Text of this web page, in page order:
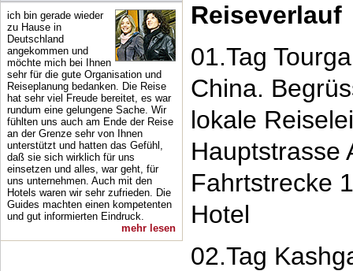
ich bin gerade wieder
zu Hause in
Deutschland
angekommen und
möchte mich bei Ihnen
sehr für die gute Organisation und
Reiseplanung bedanken. Die Reise
hat sehr viel Freude bereitet, es war
rundum eine gelungene Sache. Wir
fühlten uns auch am Ende der Reise
an der Grenze sehr von Ihnen
unterstützt und hatten das Gefühl,
daß sie sich wirklich für uns
einsetzen und alles, war geht, für
uns unternehmen. Auch mit den
Hotels waren wir sehr zufrieden. Die
Guides machten einen kompetenten
und gut informierten Eindruck.
mehr lesen
Reiseverlauf
01.Tag
China.
lokale
Hauptstrasse
Fahrtstrecke
Hotel
02.Tag